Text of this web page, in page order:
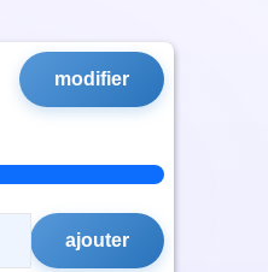
modifier